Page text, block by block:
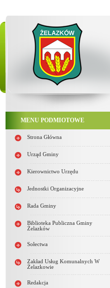
MENU PODMIOTOWE
Strona Główna
Urząd Gminy
Kierownictwo Urzędu
Jednostki Organizacyjne
Rada Gminy
Biblioteka Publiczna Gminy
Żelazków
Sołectwa
Zakład Usług Komunalnych W
Żelazkowie
Redakcja